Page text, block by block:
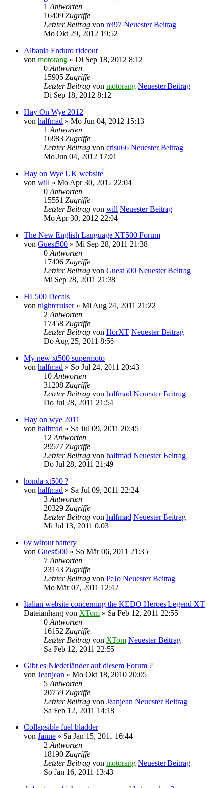
1 Antworten
16409 Zugriffe
Letzter Beitrag von rei97 Neuester Beitrag
Mo Okt 29, 2012 19:52
Albania Enduro rideout
von motorang » Di Sep 18, 2012 8:12
0 Antworten
15905 Zugriffe
Letzter Beitrag von motorang Neuester Beitrag
Di Sep 18, 2012 8:12
Hay On Wye 2012
von halfmad » Mo Jun 04, 2012 15:13
1 Antworten
16983 Zugriffe
Letzter Beitrag von crisu66 Neuester Beitrag
Mo Jun 04, 2012 17:01
Hay on Wye UK website
von will » Mo Apr 30, 2012 22:04
0 Antworten
15551 Zugriffe
Letzter Beitrag von will Neuester Beitrag
Mo Apr 30, 2012 22:04
The New English Language XT500 Forum
von Guest500 » Mi Sep 28, 2011 21:38
0 Antworten
17406 Zugriffe
Letzter Beitrag von Guest500 Neuester Beitrag
Mi Sep 28, 2011 21:38
HL500 Decals
von nightcruiser» Mi Aug 24, 2011 21:22
2 Antworten
17458 Zugriffe
Letzter Beitrag von HorXT Neuester Beitrag
Do Aug 25, 2011 8:56
My new xt500 supermoto
von halfmad » So Jul 24, 2011 20:43
10 Antworten
31208 Zugriffe
Letzter Beitrag von halfmad Neuester Beitrag
Do Jul 28, 2011 21:54
Hay on wye 2011
von halfmad » Sa Jul 09, 2011 20:45
12 Antworten
29577 Zugriffe
Letzter Beitrag von halfmad Neuester Beitrag
Do Jul 28, 2011 21:49
honda xt500 ?
von halfmad » Sa Jul 09, 2011 22:24
3 Antworten
20329 Zugriffe
Letzter Beitrag von halfmad Neuester Beitrag
Mi Jul 13, 2011 0:03
6v witout battery
von Guest500 » So Mär 06, 2011 21:35
7 Antworten
23143 Zugriffe
Letzter Beitrag von PeJo Neuester Beitrag
Mo Mär 07, 2011 12:42
Italian website concerning the KEDO Heroes Legend XT
Dateianhang von XTom » Sa Feb 12, 2011 22:55
0 Antworten
16152 Zugriffe
Letzter Beitrag von XTom Neuester Beitrag
Sa Feb 12, 2011 22:55
Gibt es Niederländer auf diesem Forum ?
von Jeanjean » Mo Okt 18, 2010 20:05
5 Antworten
20759 Zugriffe
Letzter Beitrag von Jeanjean Neuester Beitrag
Sa Feb 12, 2011 14:18
Collapsible fuel bladder
von Janne » Sa Jan 15, 2011 16:44
2 Antworten
18190 Zugriffe
Letzter Beitrag von motorang Neuester Beitrag
So Jan 16, 2011 13:43